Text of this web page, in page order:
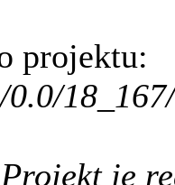
projektu:
0.0/
Projekt je